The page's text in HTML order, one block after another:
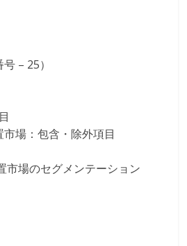
– 25）
場：包含・除外項目
市場のセグメンテーション